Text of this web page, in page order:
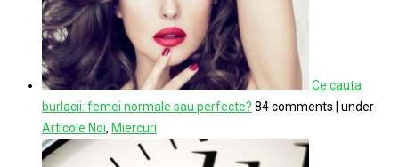
Ce cauta
burlacii: femei normale sau perfecte? 84 comments
under
Articole Noi, Miercuri